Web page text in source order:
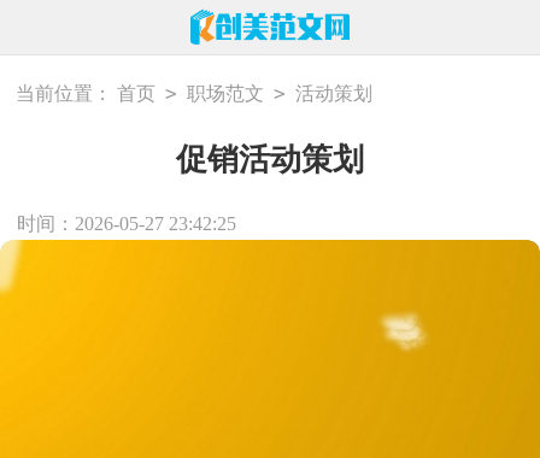
当前位置： 首页 > 职场范文 > 活动策划
促销活动策划
时间：2026-05-27 23:42:25